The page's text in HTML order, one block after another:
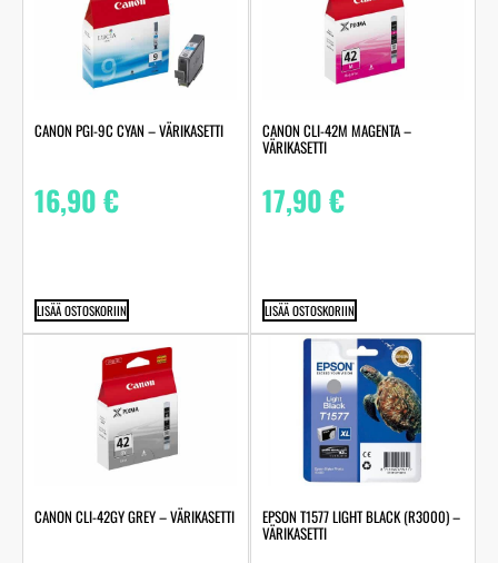
CANON PGI-9C CYAN – VÄRIKASETTI
16,90€
LISÄÄ OSTOSKORIIN
CANON CLI-42M MAGENTA –
VÄRIKASETTI
17,90€
LISÄÄ OSTOSKORIIN
CANON CLI-42GY GREY – VÄRIKASETTI EPSON T1577 LIGHT BLACK (R3000) –
VÄRIKASETTI